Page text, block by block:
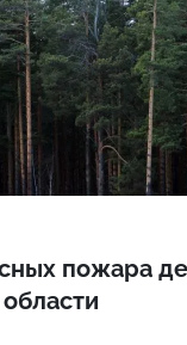
пожара